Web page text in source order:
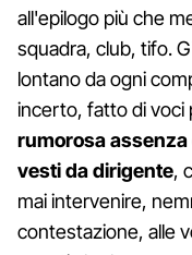
all'epilogo più che
squadra, club, tifo.
lontano da ogni
incerto, fatto di voci
rumorosa
vesti da dirigente,
mai intervenire,
contestazione, alle